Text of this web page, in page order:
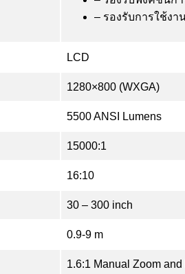
– รองรับการใช้งา
LCD
1280×800 (WXGA)
5500 ANSI Lumens
15000:1
16:10
30 – 300 inch
0.9-9 m
1.6:1 Manual Zoom